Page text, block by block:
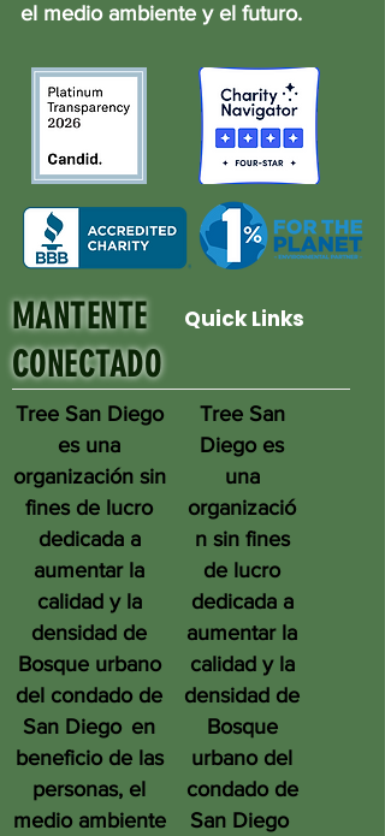
el medio ambiente y el futuro.
MANTENTE
CONECTADO
Quick Links
Tree San Diego
es una
organización sin
fines de lucro
dedicada a
aumentar la
calidad y la
densidad de
Bosque urbano
del condado de
San Diego en
beneficio de las
personas, el
medio ambiente
Tree San
Diego es
una
organizació
n sin fines
de lucro
dedicada a
aumentar la
calidad y la
densidad de
Bosque
urbano del
condado de
San Diego